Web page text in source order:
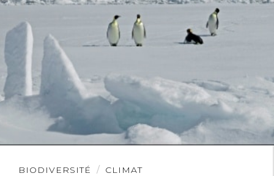
BIODIVERSITÉ CLIMAT
Lire